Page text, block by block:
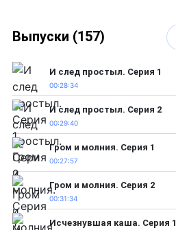
Выпуски (157)
И след простыл. Серия 1
00:28:34
И след простыл. Серия 2
00:29:40
Гром и молния. Серия 1
00:27:57
Гром и молния. Серия 2
00:31:34
Исчезнувшая каша. Серия 1